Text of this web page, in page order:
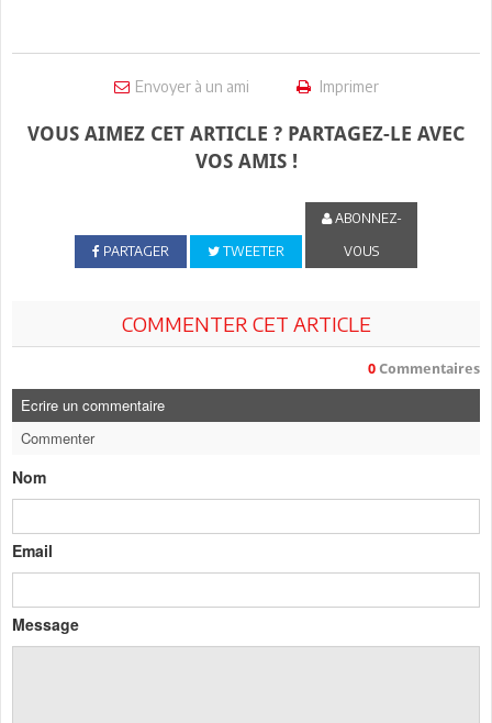
Envoyer à un ami Imprimer
VOUS AIMEZ CET ARTICLE ? PARTAGEZ-LE AVEC
VOS AMIS !
PARTAGER TWEETER
ABONNEZ-
VOUS
COMMENTER CET ARTICLE
0 Commentaires
Ecrire un commentaire
Commenter
Nom
Email
Message